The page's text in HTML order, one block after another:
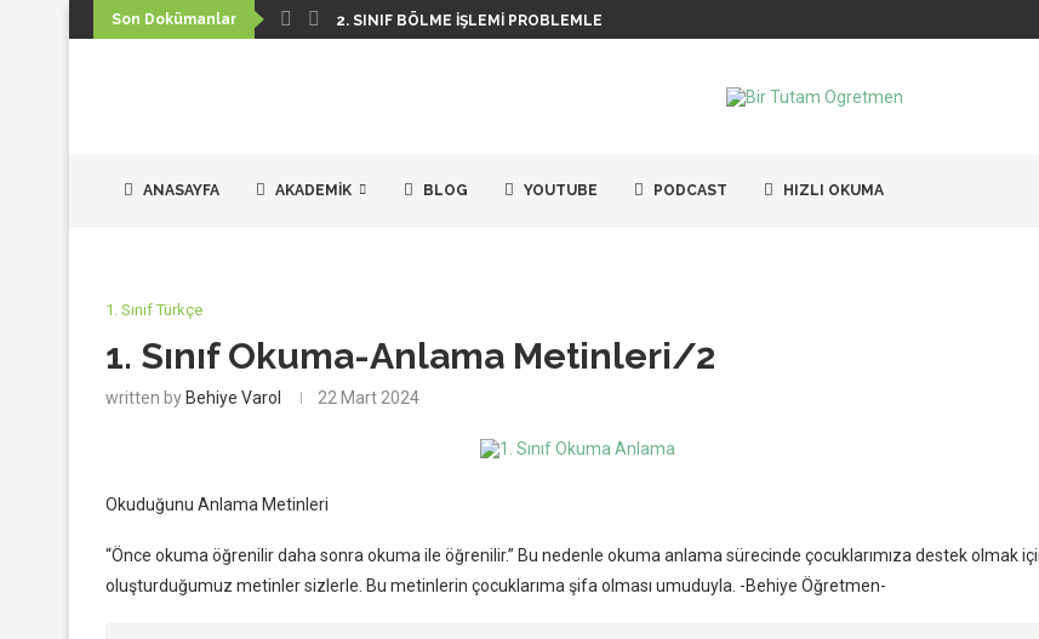
Son Dokümanlar 2. SINIF BÖLME İŞLEMI PROBLEMLERI / 6
ANASAYFA AKADEMIK BLOG YOUTUBE PODCAST HIZLI OKUMA
1. Sınıf Türkçe
1. Sınıf Okuma-Anlama Metinleri/2
written by Behiye Varol 22 Mart 2024
Okuduğunu Anlama Metinleri
“Önce okuma öğrenilir daha sonra okuma ile öğrenilir.” Bu nedenle okuma anlama sürecinde çocuklarımıza destek olmak
oluşturduğumuz metinler sizlerle. Bu metinlerin çocuklarıma şifa olması umuduyla. -Behiye Öğretmen-